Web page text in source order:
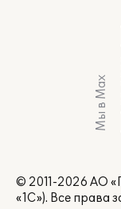
Мы в Max
© 2011-2026 АО
«1С»). Все права